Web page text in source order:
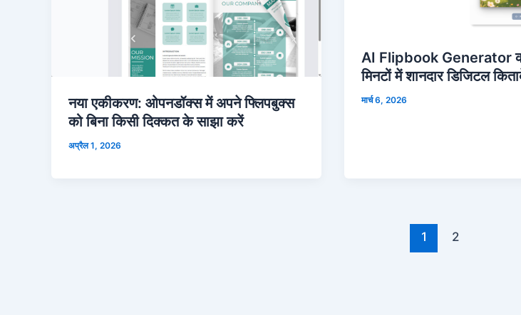
नया एकीकरण: ओपनडॉक्स में अपने फ्लिपबुक्स
को बिना किसी दिक्कत के साझा करें
अप्रैल 1, 2026
AI Flipbook Generator
मिनटों में शानदार डिजिटल
मार्च 6, 2026
1 2